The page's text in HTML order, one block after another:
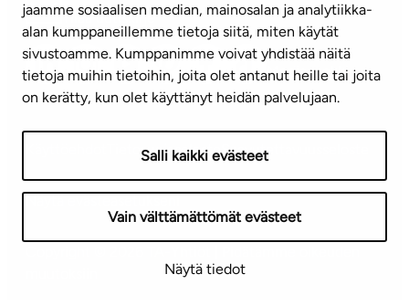
jaamme sosiaalisen median, mainosalan ja analytiikka-
alan kumppaneillemme tietoja siitä, miten käytät
sivustoamme. Kumppanimme voivat yhdistää näitä
tietoja muihin tietoihin, joita olet antanut heille tai joita
on kerätty, kun olet käyttänyt heidän palvelujaan.
Salli kaikki evästeet
Vain välttämättömät evästeet
Näytä tiedot
Tilaa uutiskirje
Mediapankki
TietosuojaselosteSaavutettavuusseloste